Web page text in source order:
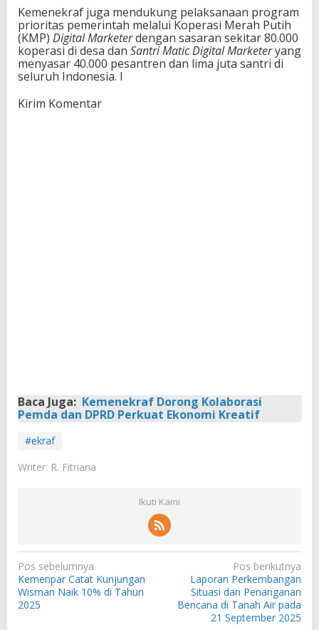
Kemenekraf juga mendukung pelaksanaan program
prioritas pemerintah melalui Koperasi Merah Putih
(KMP) Digital Marketerdengan sasaran sekitar 80.000
koperasi di desa dan Santri Matic Digital Marketeryang
menyasar 40.000 pesantren dan lima juta santri di
seluruh Indonesia. I
Kirim Komentar
Baca Juga: Kemenekraf Dorong Kolaborasi
Pemda dan DPRD Perkuat Ekonomi Kreatif
#ekraf
Writer: R. Fitriana
Ikuti Kami
N
a
v
Pos sebelumnya
Kemenpar Catat Kunjungan
Wisman Naik 10% di Tahun
2025
Pos berikutnya
Laporan Perkembangan
Situasi dan Penanganan
Bencana di Tanah Air pada
21 September 2025